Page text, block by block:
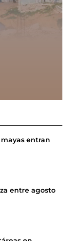
entran
entre agosto